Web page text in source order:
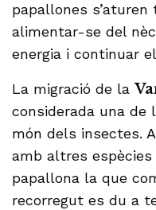
papallones
alimentar-se del
energia i continuar
La migració de la
considerada una de
món dels insectes.
amb altres
papallona la que
recorregut es du a